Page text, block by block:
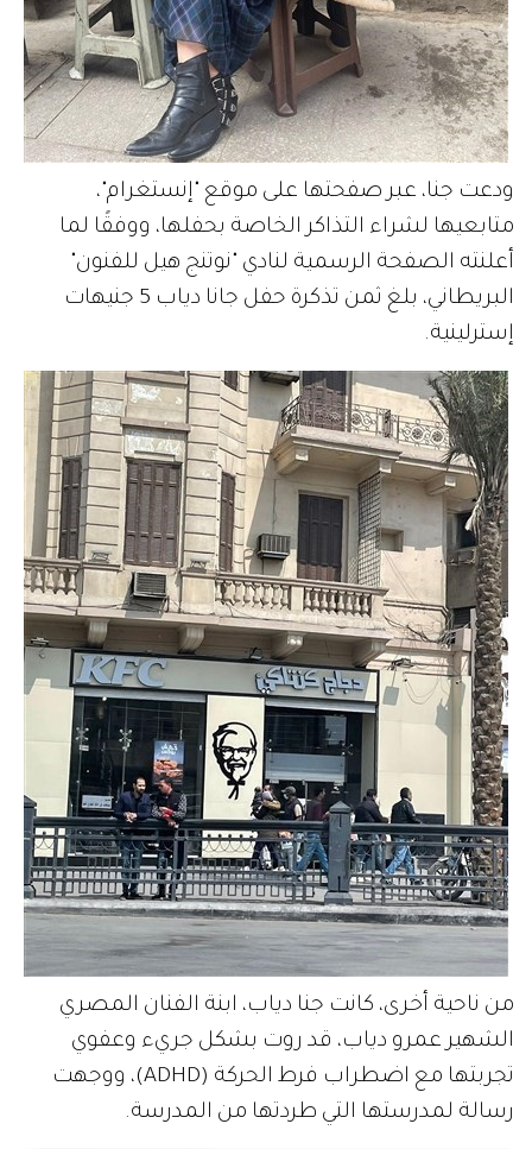
ودعت جنا، عبر صفحتها على موقع "إنستغرام"،
متابعيها لشراء التذاكر الخاصة بحفلها، ووفقًا لما
أعلنته الصفحة الرسمية لنادي "نوتنج هيل للفنون"
البريطاني، بلغ ثمن تذكرة حفل جانا دياب 5 جنيهات
إسترلينية.
من ناحية أخرى، كانت جنا دياب، ابنة الفنان المصري
الشهير عمرو دياب، قد روت بشكل جريء وعفوي
تجربتها مع اضطراب فرط الحركة (ADHD)، ووجهت
رسالة لمدرستها التي طردتها من المدرسة.